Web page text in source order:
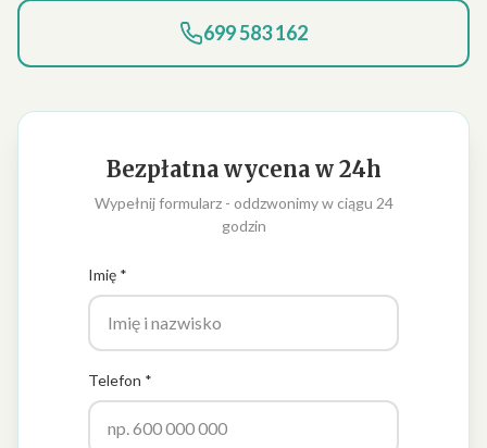
699 583 162
Bezpłatna wycena w 24h
Wypełnij formularz - oddzwonimy w ciągu 24
godzin
Imię *
Telefon *